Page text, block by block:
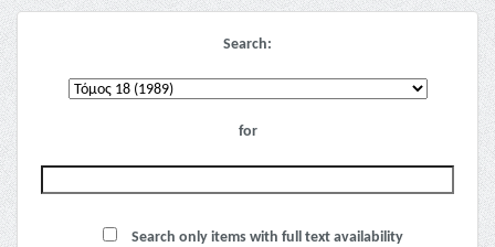
Search:
for
Search only items with full text availability